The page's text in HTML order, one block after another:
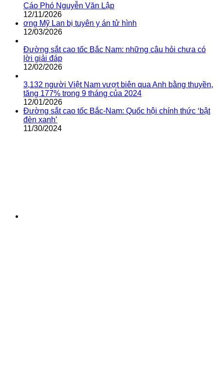
Cáo Phó Nguyễn Văn Lập
12/11/2026
ơng Mỹ Lan bị tuyên y án tử hình
12/03/2026
Đường sắt cao tốc Bắc Nam: những câu hỏi chưa có
lời giải đáp
12/02/2026
3,132 người Việt Nam vượt biên qua Anh bằng thuyền,
tăng 177% trong 9 tháng của 2024
12/01/2026
Đường sắt cao tốc Bắc-Nam: Quốc hội chính thức ‘bật
đèn xanh’
11/30/2024